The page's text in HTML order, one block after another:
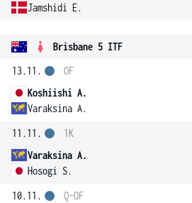
Jamshidi E.
Brisbane 5 ITF
13.11.
Koshiishi A.
Varaksina A.
OF
11.11.
Varaksina A.
Hosogi S.
1K
10.11.
Q-OF